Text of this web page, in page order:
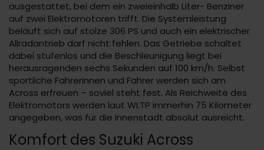
ausgestattet, bei dem ein zweieinhalb Liter- Benziner
auf zwei Elektromotoren trifft. Die Systemleistung
beläuft sich auf stolze 306 PS und auch ein elektrischer
Allradantrieb darf nicht fehlen. Das Getriebe schaltet
dabei stufenlos und die Beschleunigung liegt bei
herausragenden sechs Sekunden auf 100 km/h. Selbst
sportliche Fahrerinnen und Fahrer werden sich am
Across erfreuen – soviel steht fest. Als Reichweite des
Elektromotors werden laut WLTP immerhin 75 Kilometer
angegeben, was für die Innenstadt absolut ausreicht.
Komfort des Suzuki Across